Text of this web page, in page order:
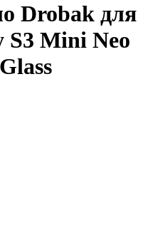
Drobak для
S3 Mini Neo